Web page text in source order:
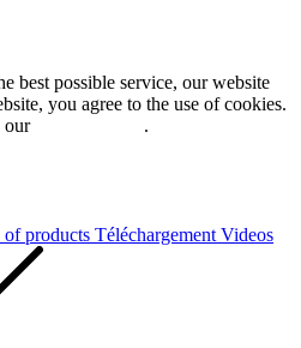
best possible service, our website
you agree to the use of cookies.
our
.
of products Téléchargement Videos